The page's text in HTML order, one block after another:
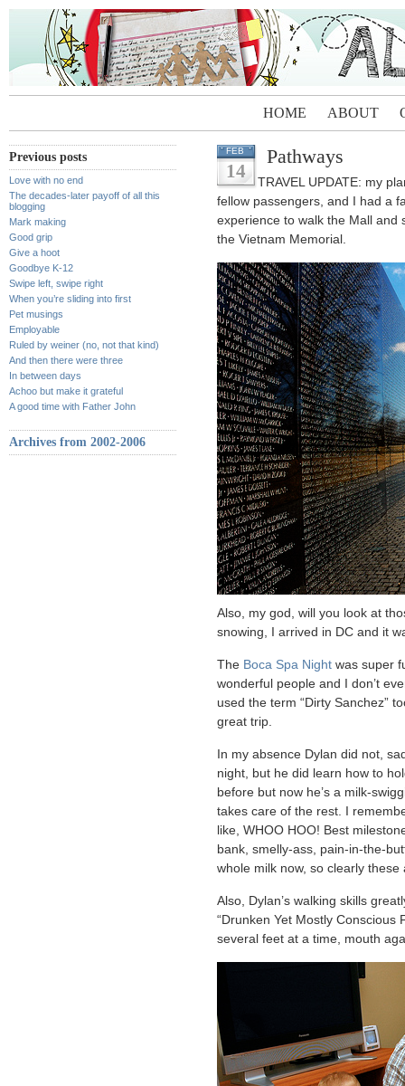
HOME ABOUT
Previous posts
Love with no end
The decades-later payoff of all this
blogging
Mark making
Good grip
Give a hoot
Goodbye K-12
Swipe left, swipe right
When you’re sliding into first
Pet musings
Employable
Ruled by weiner (no, not that kind)
And then there were three
In between days
Achoo but make it grateful
A good time with Father John
Archives from 2002-2006
FEB
14
Pathways
TRAVEL UPDATE: my
fellow passengers, and I had a
experience to walk the Mall and
the Vietnam Memorial.
Also, my god, will you look at
snowing, I arrived in DC and it
The Boca Spa Night was super
wonderful people and I don’t
used the term “Dirty Sanchez”
great trip.
In my absence Dylan did not,
night, but he did learn how to
before but now he’s a milk-
takes care of the rest. I
like, WHOO HOO! Best
bank, smelly-ass, pain-in-the-
whole milk now, so clearly
Also, Dylan’s walking skills
“Drunken Yet Mostly Conscious
several feet at a time, mouth